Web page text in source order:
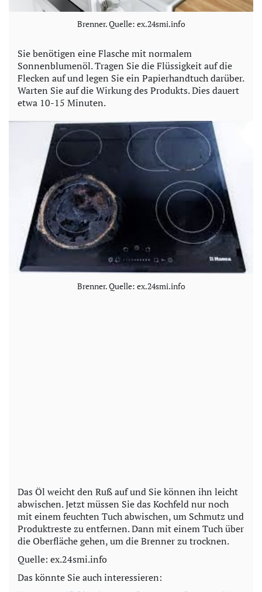
Brenner. Quelle: ex.24smi.info
Sie benötigen eine Flasche mit normalem
Sonnenblumenöl. Tragen Sie die Flüssigkeit auf die
Flecken auf und legen Sie ein Papierhandtuch darüber.
Warten Sie auf die Wirkung des Produkts. Dies dauert
etwa 10-15 Minuten.
Brenner. Quelle: ex.24smi.info
Das Öl weicht den Ruß auf und Sie können ihn leicht
abwischen. Jetzt müssen Sie das Kochfeld nur noch
mit einem feuchten Tuch abwischen, um Schmutz und
Produktreste zu entfernen. Dann mit einem Tuch über
die Oberfläche gehen, um die Brenner zu trocknen.
Quelle: ex.24smi.info
Das könnte Sie auch interessieren: